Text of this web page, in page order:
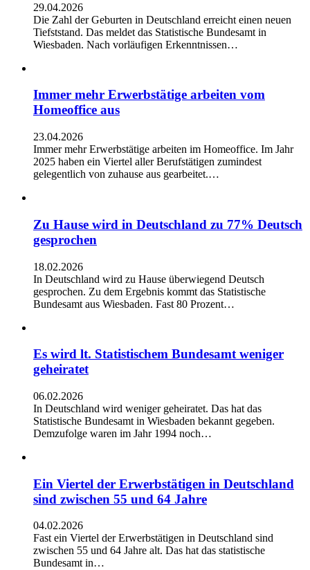
29.04.2026
Die Zahl der Geburten in Deutschland erreicht einen neuen
Tiefststand. Das meldet das Statistische Bundesamt in
Wiesbaden. Nach vorläufigen Erkenntnissen…
Immer mehr Erwerbstätige arbeiten vom
Homeoffice aus
23.04.2026
Immer mehr Erwerbstätige arbeiten im Homeoffice. Im Jahr
2025 haben ein Viertel aller Berufstätigen zumindest
gelegentlich von zuhause aus gearbeitet.…
Zu Hause wird in Deutschland zu 77% Deutsch
gesprochen
18.02.2026
In Deutschland wird zu Hause überwiegend Deutsch
gesprochen. Zu dem Ergebnis kommt das Statistische
Bundesamt aus Wiesbaden. Fast 80 Prozent…
Es wird lt. Statistischem Bundesamt weniger
geheiratet
06.02.2026
In Deutschland wird weniger geheiratet. Das hat das
Statistische Bundesamt in Wiesbaden bekannt gegeben.
Demzufolge waren im Jahr 1994 noch…
Ein Viertel der Erwerbstätigen in Deutschland
sind zwischen 55 und 64 Jahre
04.02.2026
Fast ein Viertel der Erwerbstätigen in Deutschland sind
zwischen 55 und 64 Jahre alt. Das hat das statistische
Bundesamt in…